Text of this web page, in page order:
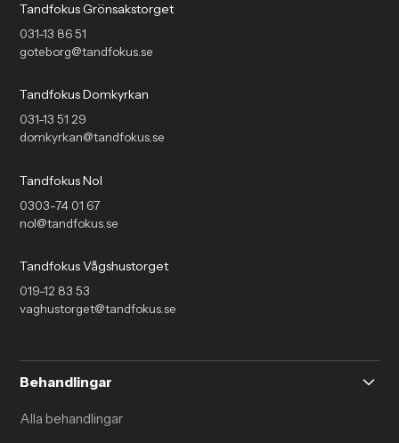
Tandfokus Grönsakstorget
goteborg@tandfokus.se
031-13 86 51
Tandfokus Domkyrkan
domkyrkan@tandfokus.se
031-13 51 29
Tandfokus Nol
nol@tandfokus.se
0303-74 01 67
Tandfokus Vågshustorget
vaghustorget@tandfokus.se
019-12 83 53
Behandlingar
Alla behandlingar